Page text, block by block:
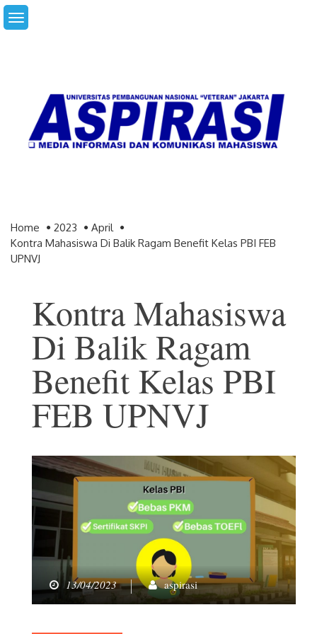
Skip
to
Home 2023
April
Kontra Mahasiswa Di Balik Ragam Benefit Kelas PBI FEB
UPNVJ
Kontra Mahasiswa
Di Balik Ragam
Benefit Kelas PBI
FEB UPNVJ
13/04/2023 aspirasi